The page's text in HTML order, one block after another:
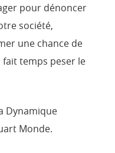
pour dénoncer
société,
une chance de
temps peser le
Dynamique
Monde.